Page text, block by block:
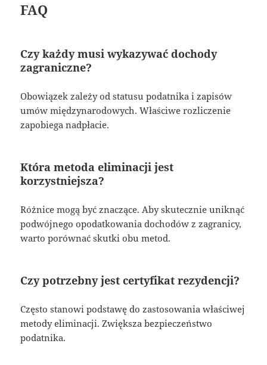
FAQ
Czy każdy musi wykazywać dochody
zagraniczne?
Obowiązek zależy od statusu podatnika i zapisów
umów międzynarodowych. Właściwe rozliczenie
zapobiega nadpłacie.
Która metoda eliminacji jest
korzystniejsza?
Różnice mogą być znaczące. Aby skutecznie uniknąć
podwójnego opodatkowania dochodów z zagranicy,
warto porównać skutki obu metod.
Czy potrzebny jest certyfikat rezydencji?
Często stanowi podstawę do zastosowania właściwej
metody eliminacji. Zwiększa bezpieczeństwo
podatnika.